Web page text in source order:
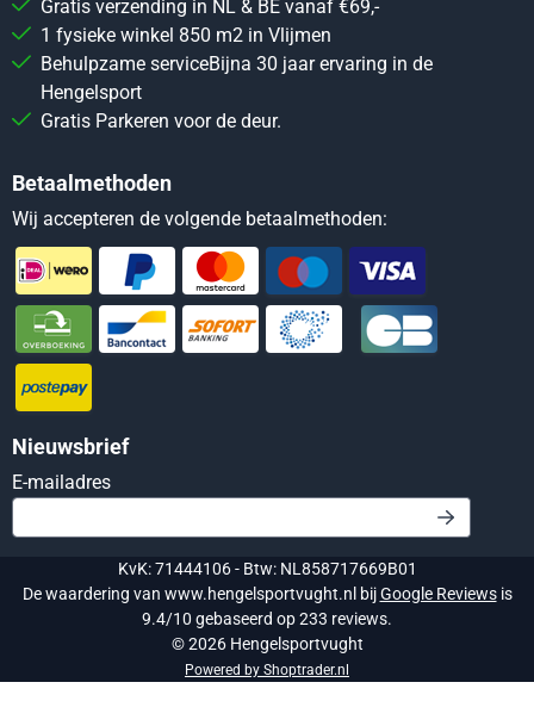
Gratis verzending in NL & BE vanaf €69,-
1 fysieke winkel 850 m2 in Vlijmen
Behulpzame serviceBijna 30 jaar ervaring in de
Hengelsport
Gratis Parkeren voor de deur.
Betaalmethoden
Wij accepteren de volgende betaalmethoden:
Nieuwsbrief
E-mailadresVul je e-mailadres in voor de nieuwsbrief
KvK: 71444106 - Btw: NL858717669B01
De waardering van www.hengelsportvught.nl bijGoogle Reviewsis
9.4/10 gebaseerd op 233 reviews.
©2026Hengelsportvught
Powered by Shoptrader.nl